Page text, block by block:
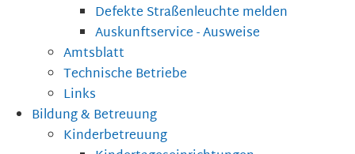
Defekte Straßenleuchte melden
Auskunftservice - Ausweise
Amtsblatt
Technische Betriebe
Links
Bildung & Betreuung
Kinderbetreuung